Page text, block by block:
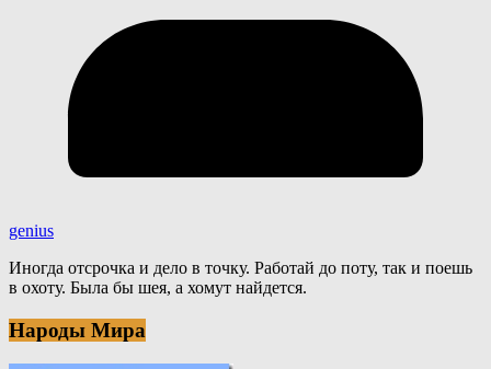
genius
Иногда отсрочка и дело в точку. Работай до поту, так и поешь
в охоту. Была бы шея, а хомут найдется.
Народы Мира